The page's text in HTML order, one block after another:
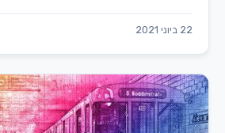
22 ביוני 2021